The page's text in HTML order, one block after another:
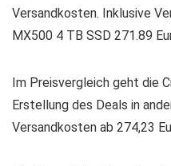
Versandkosten. Inklusive
MX500 4 TB SSD 271.89
Im Preisvergleich geht die
Erstellung des Deals in
Versandkosten ab 274,23